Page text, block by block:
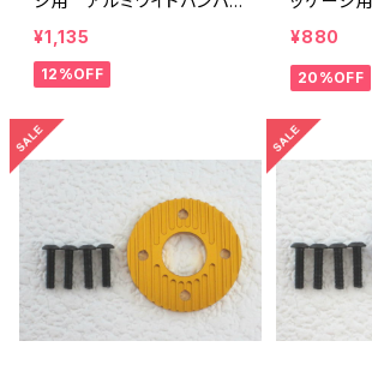
ブレース ピンク KN-DP1
1PI
¥1,135
12%OFF
ングモー
ミクーリ
6BK
¥880
20%OFF